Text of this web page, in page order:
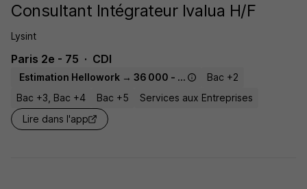
Consultant Intégrateur Ivalua H/F
Lysint
Paris 2e - 75 CDI
Estimation Hellowork → 36 000 - 63 200 € / an
Bac +2
Bac +3, Bac +4
Bac +5
Services aux Entreprises
Lire dans l'app